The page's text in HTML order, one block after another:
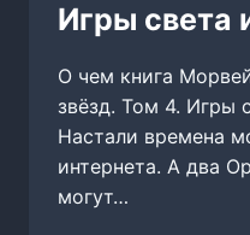
Игры света
О чем книга
звёзд. Том 4. Игры
Настали времена
интернета. А два
могут…